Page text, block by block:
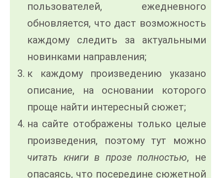
пользователей, ежедневного
обновляется, что даст возможность
каждому следить за актуальными
новинками направления;
к каждому произведению указано
описание, на основании которого
проще найти интересный сюжет;
на сайте отображены только целые
произведения, поэтому тут можно
читать книги в прозе полностью, не
опасаясь, что посередине сюжетной